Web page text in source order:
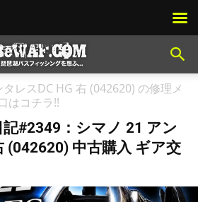
レスDC HG 右 (042620) の修理メ
はコチラ!!
#2349：シマノ 21 アン
(042620) 中古購入 ギア交